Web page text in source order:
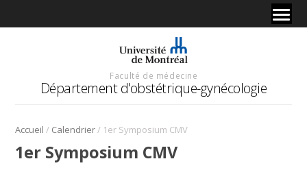
Faculté de médecine
Département d'obstétrique-gynécologie
Accueil / Calendrier/ 1er Symposium CMV
1er Symposium CMV